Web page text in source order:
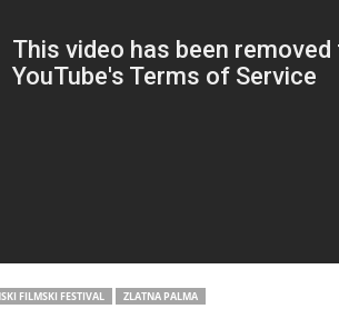
FILMSKI FESTIVAL ZLATNA PALMA